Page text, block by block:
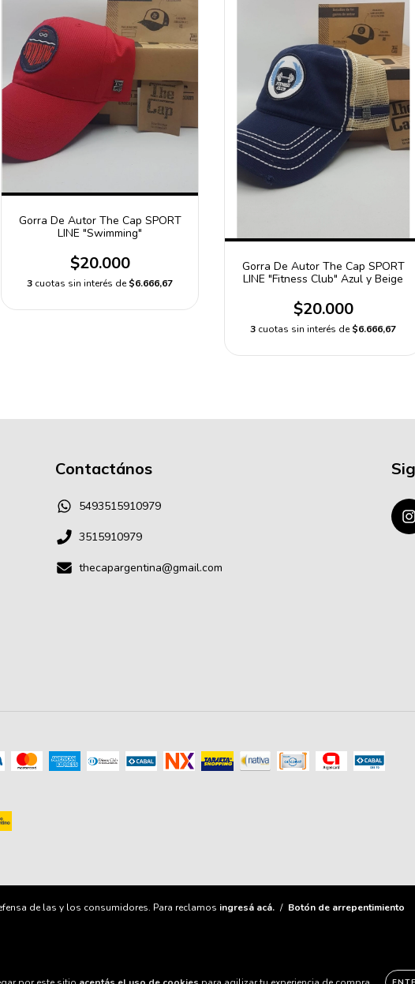
Gorra De Autor The Cap SPORT
LINE "Swimming"
$20.000
3 cuotas sin interés de$6.666,67
Gorra De Autor The Cap SPORT
LINE "Fitness Club" Azul y Beige
$20.000
3 cuotas sin interés de$6.666,67
Contactános
5493515910979
3515910979
thecapargentina@gmail.com
de las y los consumidores. Para reclamos ingresá acá. / Botón de arrepentimiento